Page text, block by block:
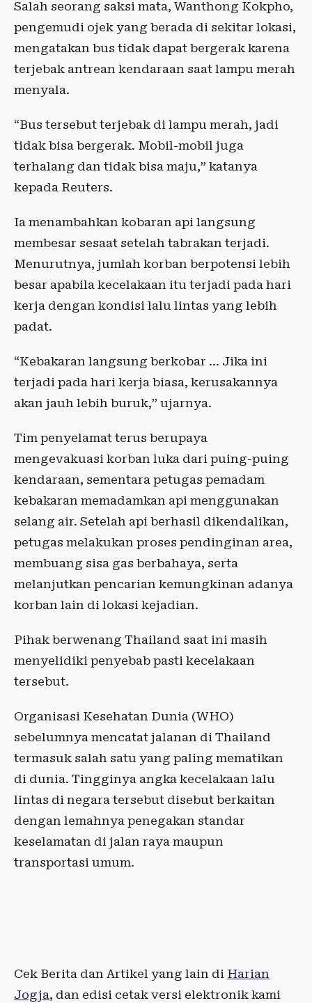
Salah seorang saksi mata, Wanthong Kokpho,
pengemudi ojek yang berada di sekitar lokasi,
mengatakan bus tidak dapat bergerak karena
terjebak antrean kendaraan saat lampu merah
menyala.
“Bus tersebut terjebak di lampu merah, jadi
tidak bisa bergerak. Mobil-mobil juga
terhalang dan tidak bisa maju,” katanya
kepada Reuters.
Ia menambahkan kobaran api langsung
membesar sesaat setelah tabrakan terjadi.
Menurutnya, jumlah korban berpotensi lebih
besar apabila kecelakaan itu terjadi pada hari
kerja dengan kondisi lalu lintas yang lebih
padat.
“Kebakaran langsung berkobar ... Jika ini
terjadi pada hari kerja biasa, kerusakannya
akan jauh lebih buruk,” ujarnya.
Tim penyelamat terus berupaya
mengevakuasi korban luka dari puing-puing
kendaraan, sementara petugas pemadam
kebakaran memadamkan api menggunakan
selang air. Setelah api berhasil dikendalikan,
petugas melakukan proses pendinginan area,
membuang sisa gas berbahaya, serta
melanjutkan pencarian kemungkinan adanya
korban lain di lokasi kejadian.
Pihak berwenang Thailand saat ini masih
menyelidiki penyebab pasti kecelakaan
tersebut.
Organisasi Kesehatan Dunia (WHO)
sebelumnya mencatat jalanan di Thailand
termasuk salah satu yang paling mematikan
di dunia. Tingginya angka kecelakaan lalu
lintas di negara tersebut disebut berkaitan
dengan lemahnya penegakan standar
keselamatan di jalan raya maupun
transportasi umum.
Cek Berita dan Artikel yang lain di Harian
Jogja, dan edisi cetak versi elektronik kami